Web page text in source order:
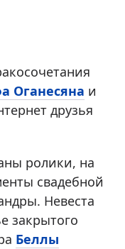
Оганесяна и
друзья
ролики, на
свадебной
Невеста
закрытого
Беллы